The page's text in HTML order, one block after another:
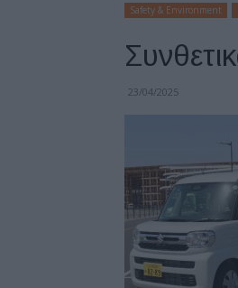
Safety & Environment
23/04/2025